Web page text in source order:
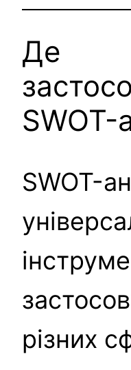
Де
SWOT-
SWOT-
різних